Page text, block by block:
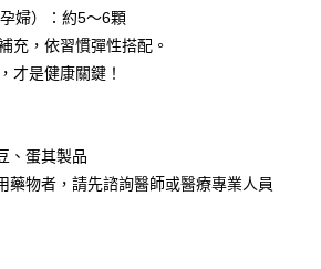
含以上)免運費
寫順豐智能櫃、自取點等地址)
婦）：約5～6顆
充，依習慣彈性搭配。
才是健康關鍵！
、蛋其製品
藥物者，請先諮詢醫師或醫療專業人員